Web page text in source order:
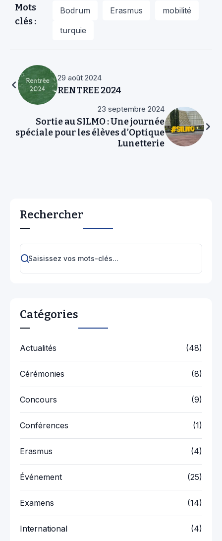
Mots
clés :
Bodrum Erasmus
mobilité
turquie
29 août 2024
RENTREE 2024
23 septembre 2024
Sortie au SILMO : Une journée
spéciale pour les élèves d’Optique
Lunetterie
Rechercher
Catégories
Actualités (48)
Cérémonies (8)
Concours (9)
Conférences (1)
Erasmus (4)
Événement (25)
Examens (14)
International (4)